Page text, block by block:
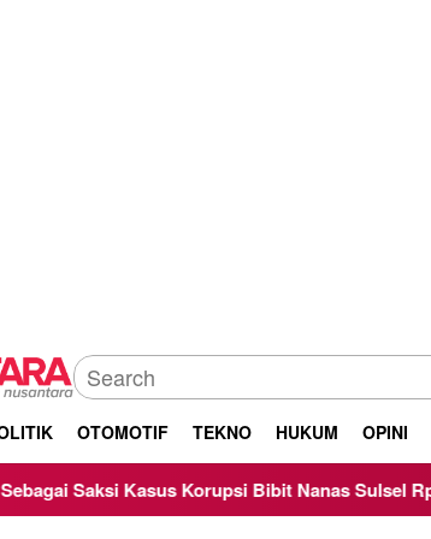
OTOMOTIF TEKNO HUKUM OPINI
Korupsi Bibit Nanas Sulsel Rp 52,4 Miliar